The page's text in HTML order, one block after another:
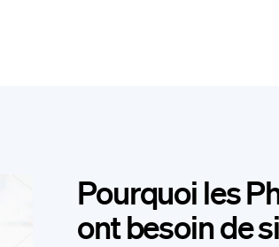
Pourquoi les
ont besoin de